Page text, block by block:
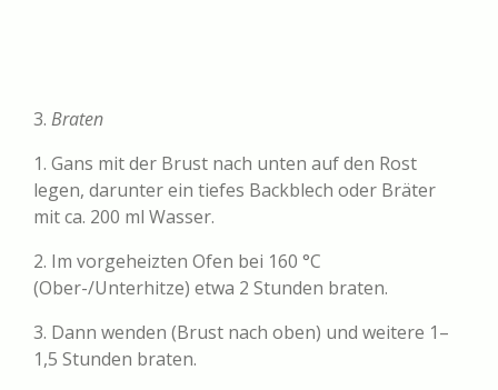
3. Braten
1. Gans mit der Brust nach unten auf den Rost
legen, darunter ein tiefes Backblech oder Bräter
mit ca. 200 ml Wasser.
2. Im vorgeheizten Ofen bei 160 °C
(Ober-/Unterhitze) etwa 2 Stunden braten.
3. Dann wenden (Brust nach oben) und weitere 1–
1,5 Stunden braten.